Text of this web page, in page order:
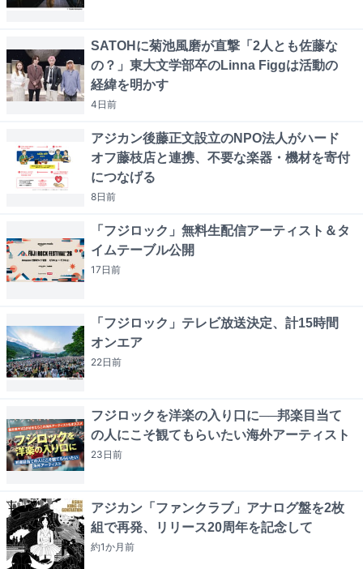
SATOHに菊池風磨が直撃「2人とも佐藤な
の？」東大文学部卒のLinna Figgは活動の
経緯を明かす
4日前
アジカン後藤正文設立のNPO法人がハード
オフ藤枝店と連携、不要な楽器・機材を寄付
につなげる
8日前
「フジロック」無料生配信アーティスト＆タ
イムテーブル公開
17日前
「フジロック」テレビ放送決定、計15時間
オンエア
22日前
フジロックを洋楽の入り口に──邦楽目当て
の人にこそ観てもらいたい海外アーティスト
23日前
アジカン「ファンクラブ」アナログ盤を2枚
組で再発、リリース20周年を記念して
約1か月前